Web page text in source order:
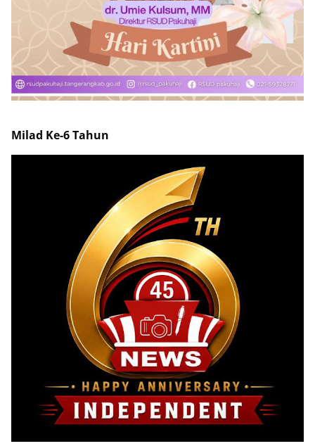
Milad Ke-6 Tahun